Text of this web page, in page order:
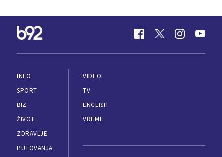
INFO
SPORT
BIZ
ŽIVOT
ZDRAVLJE
PUTOVANJA
VIDEO
TV
ENGLISH
VREME